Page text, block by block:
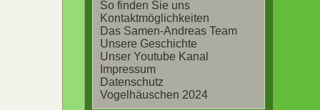
So finden Sie uns
Kontaktmöglichkeiten
Das Samen-Andreas Team
Unsere Geschichte
Unser Youtube Kanal
Impressum
Datenschutz
Vogelhäuschen 2024